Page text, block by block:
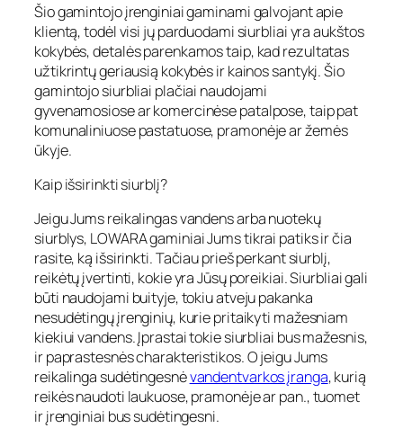
Šio gamintojo įrenginiai gaminami galvojant apie
klientą, todėl visi jų parduodami siurbliai yra aukštos
kokybės, detalės parenkamos taip, kad rezultatas
užtikrintų geriausią kokybės ir kainos santykį. Šio
gamintojo siurbliai plačiai naudojami
gyvenamosiose ar komercinėse patalpose, taip pat
komunaliniuose pastatuose, pramonėje ar žemės
ūkyje.
Kaip išsirinkti siurblį?
Jeigu Jums reikalingas vandens arba nuotekų
siurblys, LOWARA gaminiai Jums tikrai patiks ir čia
rasite, ką išsirinkti. Tačiau prieš perkant siurblį,
reikėtų įvertinti, kokie yra Jūsų poreikiai. Siurbliai gali
būti naudojami buityje, tokiu atveju pakanka
nesudėtingų įrenginių, kurie pritaikyti mažesniam
kiekiui vandens. Įprastai tokie siurbliai bus mažesnis,
ir paprastesnės charakteristikos. O jeigu Jums
reikalinga sudėtingesnėvandentvarkos įranga, kurią
reikės naudoti laukuose, pramonėje ar pan., tuomet
ir įrenginiai bus sudėtingesni.